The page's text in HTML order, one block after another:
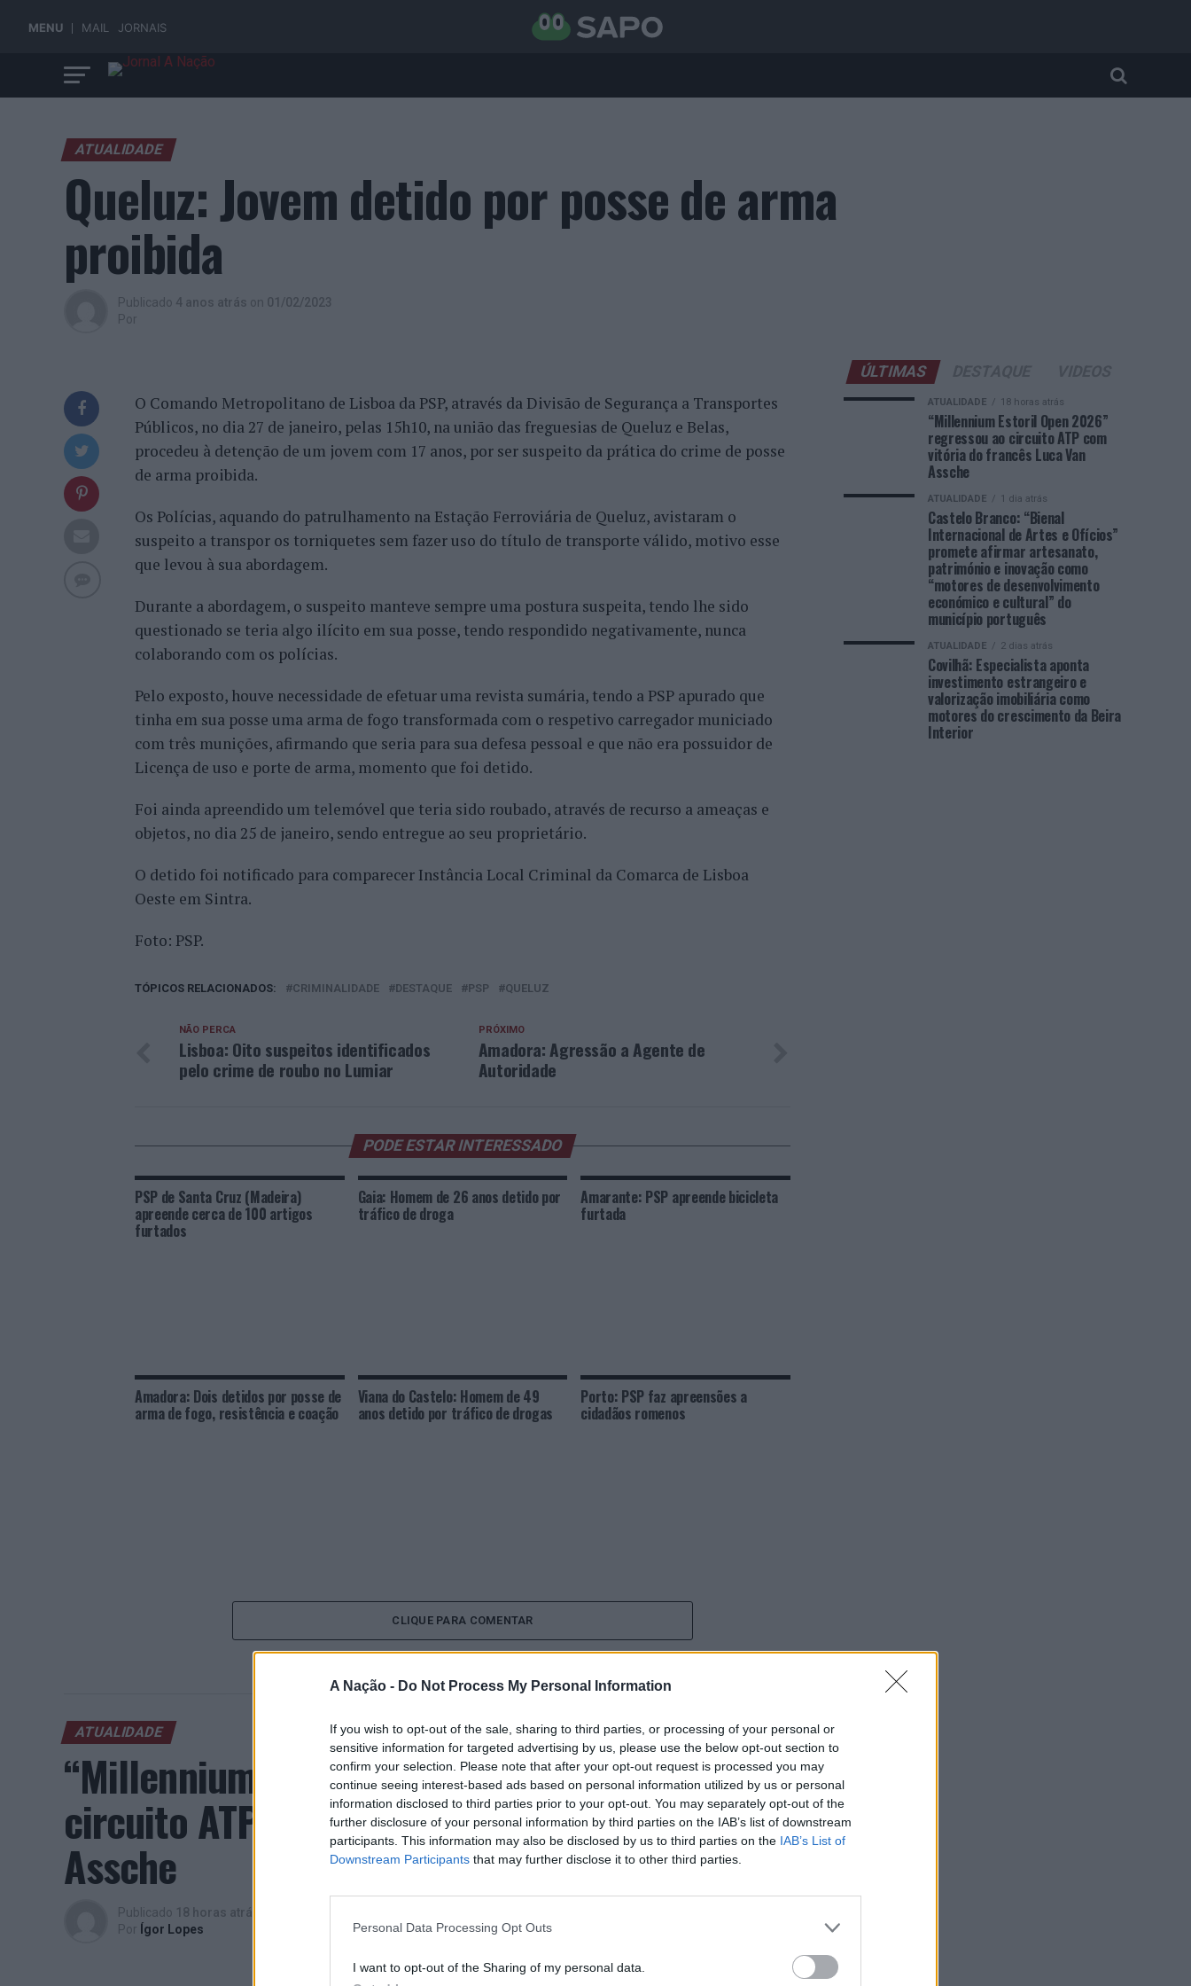
A Nação - Do Not Process My Personal Information
If you wish to opt-out of the sale, sharing to third parties, or processing of your personal or
sensitive information for targeted advertising by us, please use the below opt-out section to
confirm your selection. Please note that after your opt-out request is processed you may
continue seeing interest-based ads based on personal information utilized by us or personal
information disclosed to third parties prior to your opt-out. You may separately opt-out of the
further disclosure of your personal information by third parties on the IAB’s list of downstream
participants. This information may also be disclosed by us to third parties on the IAB’s List of
Downstream Participants that may further disclose it to other third parties.
Personal Data Processing Opt Outs
I want to opt-out of the Sharing of my personal data.
MENU MAIL JORNAIS
ATUALIDADE
Queluz: Jovem detido por posse de arma
proibida
Publicado 4 anos atrás on 01/02/2023
Por
O Comando Metropolitano de Lisboa da PSP, através da Divisão de Segurança a Transportes
Públicos, no dia 27 de janeiro, pelas 15h10, na união das freguesias de Queluz e Belas,
procedeu à detenção de um jovem com 17 anos, por ser suspeito da prática do crime de posse
de arma proibida.
Os Polícias, aquando do patrulhamento na Estação Ferroviária de Queluz, avistaram o
suspeito a transpor os torniquetes sem fazer uso do título de transporte válido, motivo esse
que levou à sua abordagem.
Durante a abordagem, o suspeito manteve sempre uma postura suspeita, tendo lhe sido
questionado se teria algo ilícito em sua posse, tendo respondido negativamente, nunca
colaborando com os polícias.
Pelo exposto, houve necessidade de efetuar uma revista sumária, tendo a PSP apurado que
tinha em sua posse uma arma de fogo transformada com o respetivo carregador municiado
com três munições, afirmando que seria para sua defesa pessoal e que não era possuidor de
Licença de uso e porte de arma, momento que foi detido.
Foi ainda apreendido um telemóvel que teria sido roubado, através de recurso a ameaças e
objetos, no dia 25 de janeiro, sendo entregue ao seu proprietário.
O detido foi notificado para comparecer Instância Local Criminal da Comarca de Lisboa
Oeste em Sintra.
Foto: PSP.
TÓPICOS RELACIONADOS: CRIMINALIDADE DESTAQUE PSP QUELUZ
PRÓXIMO
Amadora: Agressão a Agente de
Autoridade
NÃO PERCA
Lisboa: Oito suspeitos identificados
pelo crime de roubo no Lumiar
PODE ESTAR INTERESSADO
PSP de Santa Cruz (Madeira)
apreende cerca de 100 artigos
furtados
Gaia: Homem de 26 anos detido por
tráfico de droga
Amarante: PSP apreende bicicleta
furtada
Amadora: Dois detidos por posse de
arma de fogo, resistência e coação
Viana do Castelo: Homem de 49
anos detido por tráfico de drogas
Porto: PSP faz apreensões a
cidadãos romenos
CLIQUE PARA COMENTAR
ATUALIDADE
“Millennium Estoril Open 2026” regressou ao
circuito ATP com vitória do francês Luca Van
Assche
Publicado 18 horas atrás
Por Ígor Lopes
ÚLTIMAS
ATUALIDADE 18 horas atrás
“Millennium Estoril Open 2026”
regressou ao circuito ATP com
vitória do francês Luca Van
Assche
ATUALIDADE 1 dia atrás
Castelo Branco: “Bienal
Internacional de Artes e Ofícios”
promete afirmar artesanato,
património e inovação como
“motores de desenvolvimento
económico e cultural” do
município português
ATUALIDADE 2 dias atrás
Covilhã: Especialista aponta
investimento estrangeiro e
valorização imobiliária como
motores do crescimento da Beira
Interior